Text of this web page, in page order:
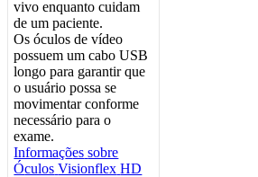
vivo enquanto cuidam
de um paciente.
Os óculos de vídeo
possuem um cabo USB
longo para garantir que
o usuário possa se
movimentar conforme
necessário para o
exame.
Informações sobre
Óculos Visionflex HD